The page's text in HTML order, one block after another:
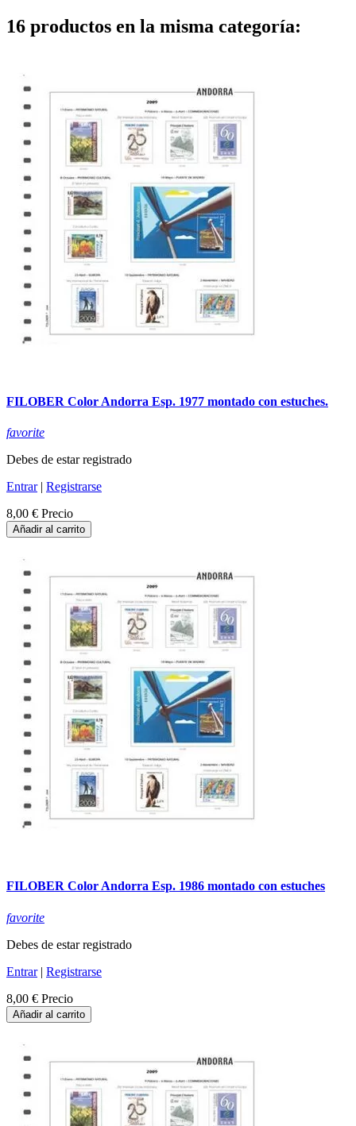
16 productos en la misma categoría:
FILOBER Color Andorra Esp. 1977 montado con estuches.
favorite
Debes de estar registrado
Entrar| Registrarse
8,00 € Precio
Añadir al carrito
FILOBER Color Andorra Esp. 1986 montado con estuches
favorite
Debes de estar registrado
Entrar| Registrarse
8,00 € Precio
Añadir al carrito